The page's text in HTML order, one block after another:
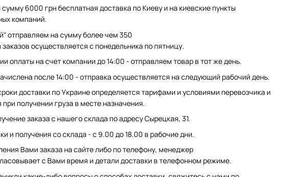
сумму 6000 грн бесплатная доставка по Киеву и на киевские пункты
компаний.
отправляем на сумму более чем 350
заказов осуществляется с понедельника по пятницу.
оплаты на счет компании до 14:00 - отправляем товар в тот же день.
после 14:00 - отправка осуществляется на следующий рабочий день.
доставки по Украине определяется тарифами и условиями перевозчика и
получении груза в месте назначения.
заказа с нашего склада по адресу Сырецкая, 31.
и получения со склада - с 9.00 до 18.00 в рабочие дни.
Вами заказа на сайте либо по телефону, менеджер
с Вами время и детали доставки в телефонном режиме.